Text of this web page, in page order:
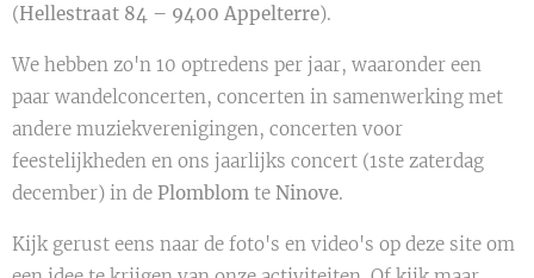
(Hellestraat 84 – 9400 Appelterre).
We hebben zo'n 10 optredens per jaar, waaronder een
paar wandelconcerten, concerten in samenwerking met
andere muziekverenigingen, concerten voor
feestelijkheden en ons jaarlijks concert (1ste zaterdag
december) in de Plomblom te Ninove.
Kijk gerust eens naar de foto's en video's op deze site om